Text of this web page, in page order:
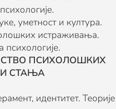
уметност и култура.
истраживања.
психологије.
ПСИХОЛОШКИХ
СТАЊА
идентитет. Теорије